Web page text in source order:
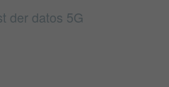
der datos 5G